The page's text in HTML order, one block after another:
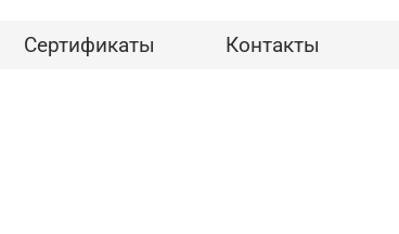
Сертификаты Контакты